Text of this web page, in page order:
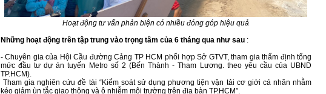
Hoạt động tư vấn phản biện có nhiều đóng góp hiệu quả
Những hoạt động trên tập trung vào trọng tâm của 6 tháng qua như sau :
- Chuyên gia của Hội Cầu đường Cảng TP HCM phối hợp Sở GTVT, tham gia thẩm định tổng
mức đầu tư dự án tuyến Metro số 2 (Bến Thành - Tham Lương. theo yêu cầu của UBND
TP.HCM).
Tham gia nghiên cứu đề tài “Kiểm soát sử dụng phương tiện vận tải cơ giới cá nhân nhằm
kéo giảm ùn tắc giao thông và ô nhiễm môi trường trên địa bàn TP.HCM”.